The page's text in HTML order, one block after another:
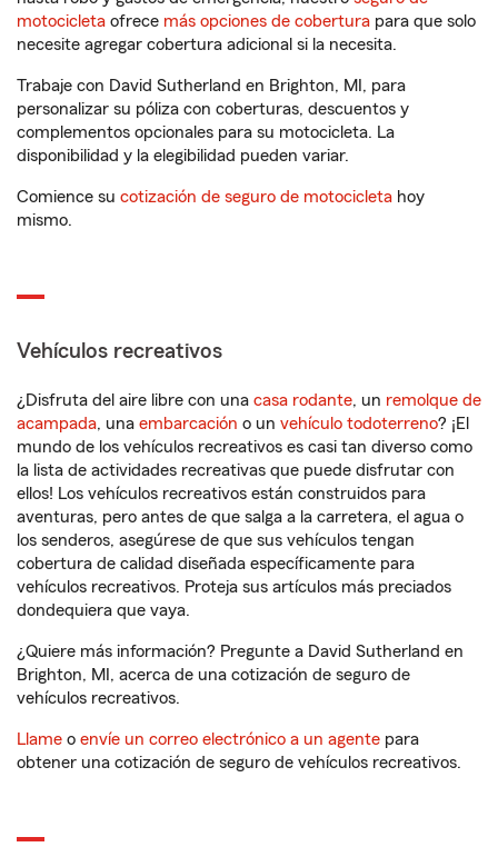
motocicleta ofrece más opciones de cobertura para que solo
necesite agregar cobertura adicional si la necesita.
Trabaje con David Sutherland en Brighton, MI, para
personalizar su póliza con coberturas, descuentos y
complementos opcionales para su motocicleta. La
disponibilidad y la elegibilidad pueden variar.
Comience su cotización de seguro de motocicleta hoy
mismo.
Vehículos recreativos
¿Disfruta del aire libre con una casa rodante, un remolque de
acampada, una embarcación o un vehículo todoterreno? ¡El
mundo de los vehículos recreativos es casi tan diverso como
la lista de actividades recreativas que puede disfrutar con
ellos! Los vehículos recreativos están construidos para
aventuras, pero antes de que salga a la carretera, el agua o
los senderos, asegúrese de que sus vehículos tengan
cobertura de calidad diseñada específicamente para
vehículos recreativos. Proteja sus artículos más preciados
dondequiera que vaya.
¿Quiere más información? Pregunte a David Sutherland en
Brighton, MI, acerca de una cotización de seguro de
vehículos recreativos.
Llame o envíe un correo electrónico a un agente para
obtener una cotización de seguro de vehículos recreativos.